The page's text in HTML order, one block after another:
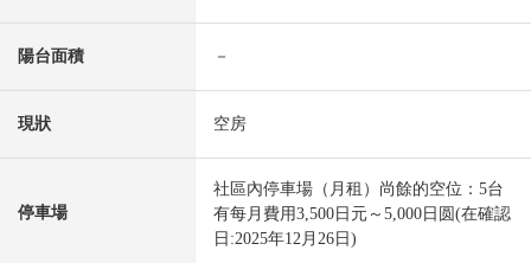
陽台面積 －
現狀 空房
停車場
社區內停車場（月租）尚餘的空位：5台
有每月費用3,500日元～5,000日圆(在確認
日:2025年12月26日)